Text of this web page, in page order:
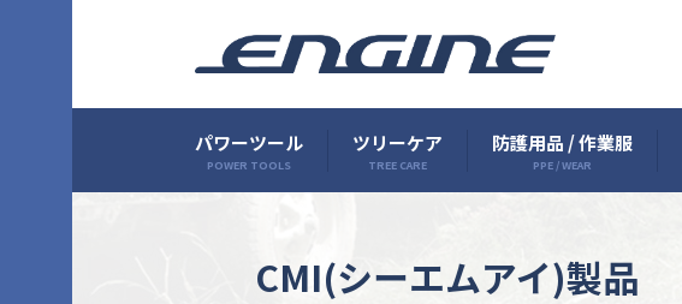
パワーツール
POWER TOOLS
ツリーケア
TREE CARE
防護用品 / 作業服
PPE / WEAR
CMI(シーエムアイ)製品